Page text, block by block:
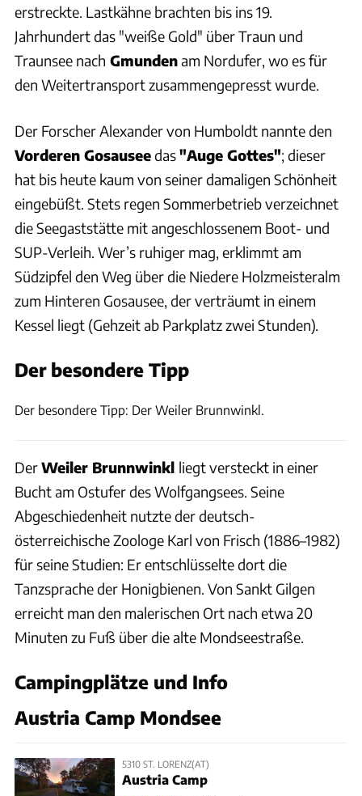
erstreckte. Lastkähne brachten bis ins 19.
Jahrhundert das "weiße Gold" über Traun und
Traunsee nach Gmundenam Nordufer, wo es für
den Weitertransport zusammengepresst wurde.
Der Forscher Alexander von Humboldt nannte den
Vorderen Gosauseedas"Auge Gottes"; dieser
hat bis heute kaum von seiner damaligen Schönheit
eingebüßt. Stets regen Sommerbetrieb verzeichnet
die Seegaststätte mit angeschlossenem Boot- und
SUP-Verleih. Wer’s ruhiger mag, erklimmt am
Südzipfel den Weg über die Niedere Holzmeisteralm
zum Hinteren Gosausee, der verträumt in einem
Kessel liegt (Gehzeit ab Parkplatz zwei Stunden).
Der besondere Tipp
Der besondere Tipp: Der Weiler Brunnwinkl.
DerWeiler Brunnwinkl liegt versteckt in einer
Bucht am Ostufer des Wolfgangsees. Seine
Abgeschiedenheit nutzte der deutsch-
österreichische Zoologe Karl von Frisch (1886–1982)
für seine Studien: Er entschlüsselte dort die
Tanzsprache der Honigbienen. Von Sankt Gilgen
erreicht man den malerischen Ort nach etwa 20
Minuten zu Fuß über die alte Mondseestraße.
Campingplätze und Info
Austria Camp Mondsee
5310 ST. LORENZ(AT)
Austria Camp